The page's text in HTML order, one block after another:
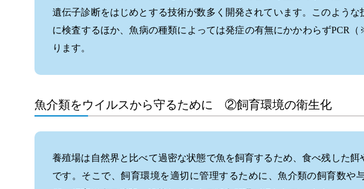
遺伝子診断をはじめとする技術が数多く開発されています。このよう
に検査するほか、魚病の種類によっては発症の有無にかかわらずPCR
ります。
魚介類をウイルスから守るために ②飼育環境の衛生化
養殖場は自然界と比べて過密な状態で魚を飼育するため、食べ残した
です。そこで、飼育環境を適切に管理するために、魚介類の飼育数や